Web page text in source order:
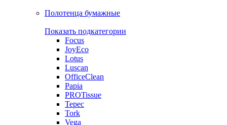
Полотенца бумажные
Показать подкатегории
Focus
JoyEco
Lotus
Luscan
OfficeClean
Papia
PROTissue
Tepec
Tork
Vega